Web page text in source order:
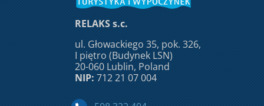
RELAKS s.c.
ul. Głowackiego 35, pok. 326,
I piętro (Budynek LSN)
20-060 Lublin, Poland
NIP: 712 21 07 004